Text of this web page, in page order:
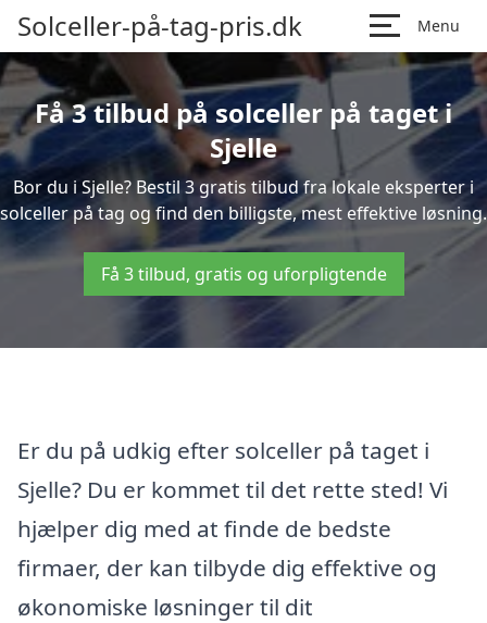
Solceller-på-tag-pris.dk Menu
Få 3 tilbud på solceller på taget i
Sjelle
Bor du i Sjelle? Bestil 3 gratis tilbud fra lokale eksperter i
solceller på tag og find den billigste, mest effektive løsning.
Få 3 tilbud, gratis og uforpligtende
Er du på udkig efter solceller på taget i
Sjelle? Du er kommet til det rette sted! Vi
hjælper dig med at finde de bedste
firmaer, der kan tilbyde dig effektive og
økonomiske løsninger til dit